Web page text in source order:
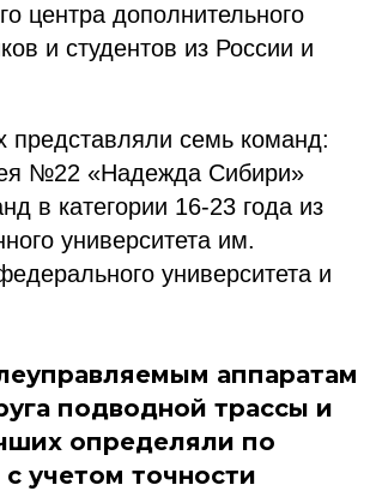
центра дополнительного
и студентов из России и
представляли семь команд:
№22 «Надежда Сибири»
в категории 16-23 года из
университета им.
университета и
аппаратам
подводной трассы и
определяли по
учетом точности